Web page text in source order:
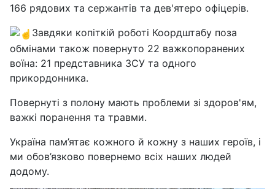
166 рядових та сержантів та дев'ятеро офіцерів.
Завдяки копіткій роботі Коордштабу поза
обмінами також повернуто 22 важкопоранених
воїна: 21 представника ЗСУ та одного
прикордонника.
Повернуті з полону мають проблеми зі здоров'ям,
важкі поранення та травми.
Україна пам’ятає кожного й кожну з наших героїв, і
ми обов’язково повернемо всіх наших людей
додому.